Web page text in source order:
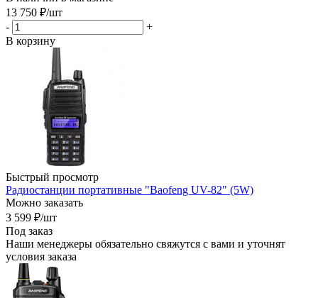
13 750 ₽/шт
-
+
В корзину
Быстрый просмотр
Радиостанции портативные "Baofeng UV-82" (5W)
Можно заказать
3 599 ₽/шт
Под заказ
Наши менеджеры обязательно свяжутся с вами и уточнят
условия заказа